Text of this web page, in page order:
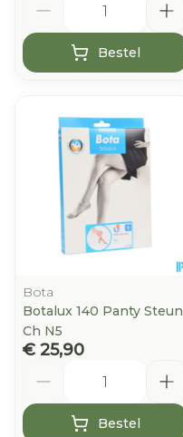
Bestel
Bota
Botalux 140 Panty Steun
Ch N5
€ 25,90
Bestel